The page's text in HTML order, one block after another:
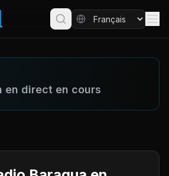
en direct en cours